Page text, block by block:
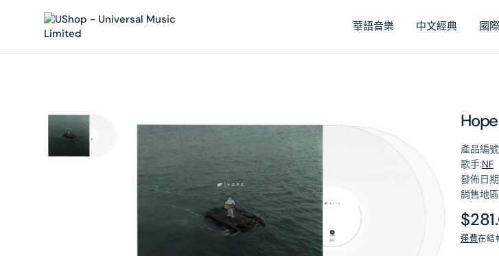
華語音樂 中文經典 國
產品編
歌手:NF
發佈日
銷售地
原
價
運費在結
在
相